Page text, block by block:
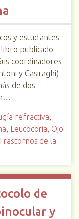
y estudiantes
libro publicado
coordinadores
y Casiraghi)
de dos
refractiva,
, Leucocoria, Ojo
de la
de
y